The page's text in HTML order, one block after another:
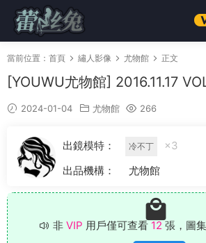
當前位置： 首頁 繡人影像 尤物館 正文
[YOUWU尤物館] 2016.11.17
2024-01-04 尤物館 266
出鏡模特： 冷不丁
×3
出品機構：
尤物館
非 VIP 用戶僅可查看 12 張，圖